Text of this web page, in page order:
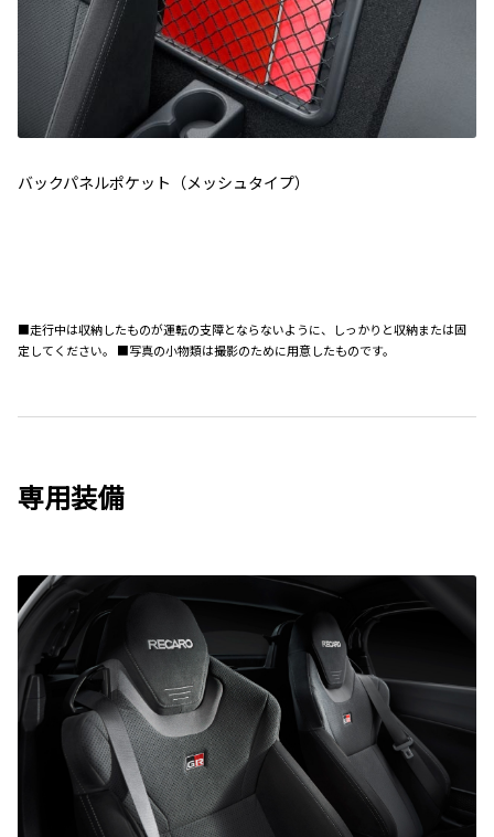
バックパネルポケット（メッシュタイプ）
■走行中は収納したものが運転の支障とならないように、しっかりと収納または固
定してください。 ■写真の小物類は撮影のために用意したものです。
専用装備